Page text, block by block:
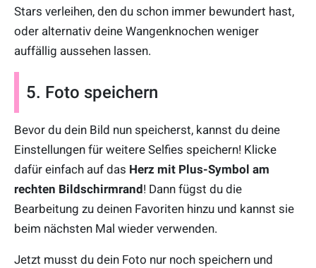
Stars verleihen, den du schon immer bewundert hast,
oder alternativ deine Wangenknochen weniger
auffällig aussehen lassen.
5. Foto speichern
Bevor du dein Bild nun speicherst, kannst du deine
Einstellungen für weitere Selfies speichern! Klicke
dafür einfach auf das Herz mit Plus-Symbol am
rechten Bildschirmrand! Dann fügst du die
Bearbeitung zu deinen Favoriten hinzu und kannst sie
beim nächsten Mal wieder verwenden.
Jetzt musst du dein Foto nur noch speichern und